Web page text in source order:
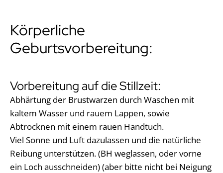
Körperliche
Geburtsvorbereitung:
Vorbereitung auf die Stillzeit:
Abhärtung der Brustwarzen durch Waschen mit
kaltem Wasser und rauem Lappen, sowie
Abtrocknen mit einem rauen Handtuch.
Viel Sonne und Luft dazulassen und die natürliche
Reibung unterstützen. (BH weglassen, oder vorne
ein Loch ausschneiden) (aber bitte nicht bei Neigung